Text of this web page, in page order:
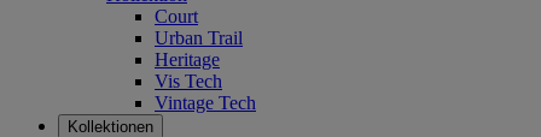
Court
Urban Trail
Heritage
Vis Tech
Vintage Tech
Kollektionen